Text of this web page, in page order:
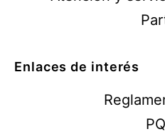
Enlaces de interés